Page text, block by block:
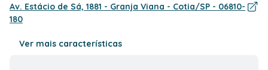
Av. Estácio de Sá, 1881 - Granja Viana - Cotia/SP - 06810-
180
Ver mais características